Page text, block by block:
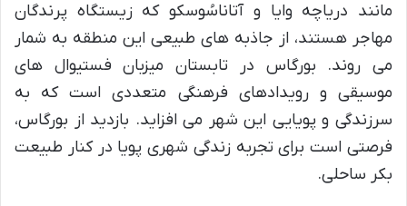
مانند دریاچه وایا و آتاناسُوسکو که زیستگاه پرندگان
مهاجر هستند، از جاذبه های طبیعی این منطقه به شمار
می روند. بورگاس در تابستان میزبان فستیوال های
موسیقی و رویدادهای فرهنگی متعددی است که به
سرزندگی و پویایی این شهر می افزاید. بازدید از بورگاس،
فرصتی است برای تجربه زندگی شهری پویا در کنار طبیعت
بکر ساحلی.